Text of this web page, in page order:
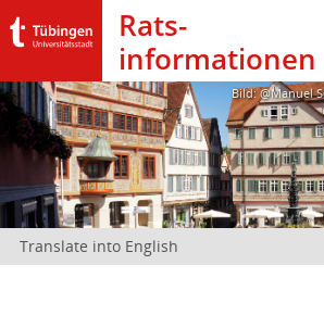
Rats­
informationen
Bild: @Manuel
Translate into English